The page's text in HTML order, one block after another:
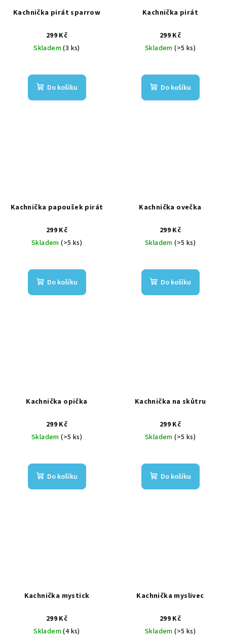
Kachnička pirát sparrow
299 Kč
Skladem(3 ks)
Do košíku
Kachnička pirát
299 Kč
Skladem(>5 ks)
Do košíku
Kachnička papoušek pirát
299 Kč
Skladem(>5 ks)
Do košíku
Kachnička ovečka
299 Kč
Skladem(>5 ks)
Do košíku
Kachnička opička
299 Kč
Skladem(>5 ks)
Do košíku
Kachnička na skůtru
299 Kč
Skladem(>5 ks)
Do košíku
Kachnička mystick
299 Kč
Skladem(4 ks)
Kachnička myslivec
299 Kč
Skladem(>5 ks)